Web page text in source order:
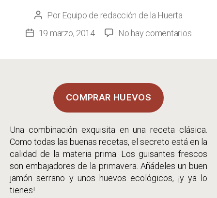
Autor
de
Por Equipo de redacción de la Huerta
Fecha
19 marzo, 2014 No hay comentariosen
COMPRAR HUEVOS
Una combinación exquisita en una receta clásica.
Como todas las buenas recetas, el secreto está en la
calidad de la materia prima. Los guisantes frescos
son embajadores de la primavera. Añádeles un buen
jamón serrano y unos huevos ecológicos, ¡y ya lo
tienes!